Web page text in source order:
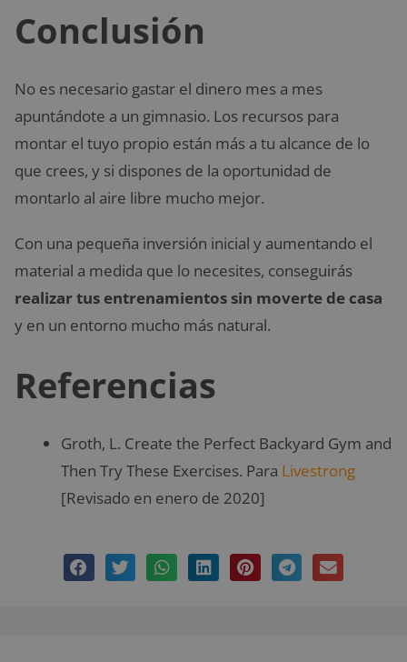
Conclusión
No es necesario gastar el dinero mes a mes
apuntándote a un gimnasio. Los recursos para
montar el tuyo propio están más a tu alcance de lo
que crees, y si dispones de la oportunidad de
montarlo al aire libre mucho mejor.
Con una pequeña inversión inicial y aumentando el
material a medida que lo necesites, conseguirás
realizar tus entrenamientos sin moverte de casa
y en un entorno mucho más natural.
Referencias
Groth, L. Create the Perfect Backyard Gym and
Then Try These Exercises. Para Livestrong
[Revisado en enero de 2020]